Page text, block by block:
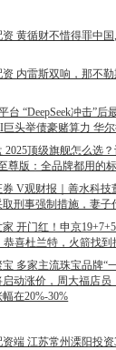
资 黄循财不惜得罪中
资 内雷斯双响，那不
台 “DeepSeek冲击”后
巨头举债豪赌算力 华
2025顶级旗舰怎么选
尊版：全品牌都用的
券 V观财报｜善水科技
取刑事强制措施，妻子
家 开门红！申京
恭喜杜兰特，火箭找到
多家主流珠宝品牌“
启动涨价，周大福店员
在20%-30%
资端 江苏常州溧阳投